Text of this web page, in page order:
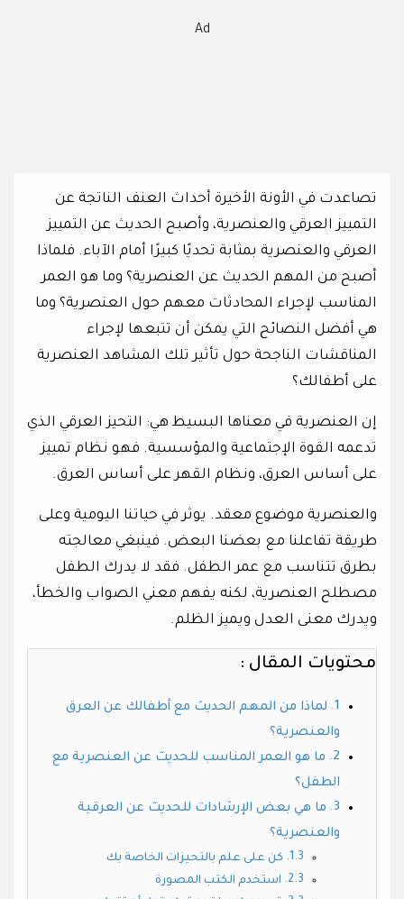
Ad
تصاعدت في الأونة الأخيرة أحداث العنف الناتجة عن
التمييز العرقي والعنصرية، وأصبح الحديث عن التمييز
العرقي والعنصرية بمثابة تحديًا كبيرًا أمام الآباء. فلماذا
أصبح من المهم الحديث عن العنصرية؟ وما هو العمر
المناسب لإجراء المحادثات معهم حول العنصرية؟ وما
هي أفضل النصائح التي يمكن أن تتبعها لإجراء
المناقشات الناجحة حول تأثير تلك المشاهد العنصرية
على أطفالك؟
إن العنصرية في معناها البسيط هي: التحيز العرقي الذي
تدعمه القوة الإجتماعية والمؤسسية. فهو نظام تمييز
على أساس العرق، ونظام القهر على أساس العرق.
والعنصرية موضوع معقد. يوثر في حياتنا اليومية وعلى
طريقة تفاعلنا مع بعضنا البعض. فينبغي معالجته
بطرق تتناسب مع عمر الطفل. فقد لا يدرك الطفل
مصطلح العنصرية، لكنه يفهم معني الصواب والخطأ،
ويدرك معنى العدل ويميز الظلم.
محتويات المقال :
لماذا من المهم الحديث مع أطفالك عن العرق
والعنصرية؟
ما هو العمر المناسب للحديث عن العنصرية مع
الطفل؟
ما هي بعض الإرشادات للحديث عن العرقية
والعنصرية؟
كن على علم بالتحيزات الخاصة بك
استخدم الكتب المصورة